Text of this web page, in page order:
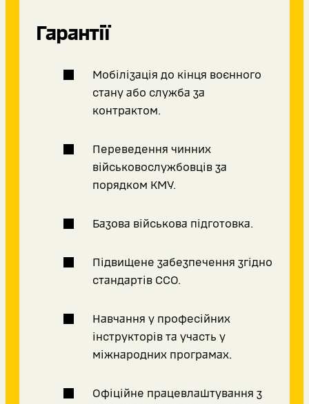
Гарантії
Мобілізація до кінця воєнного
стану або служба за
контрактом.
Переведення чинних
військовослужбовців за
порядком КМУ.
Базова військова підготовка.
Підвищене забезпечення згідно
стандартів ССО.
Навчання у професійних
інструкторів та участь у
міжнародних програмах.
Офіційне працевлаштування з